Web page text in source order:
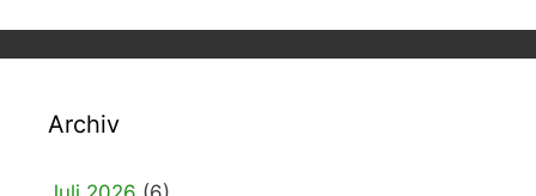
Archiv